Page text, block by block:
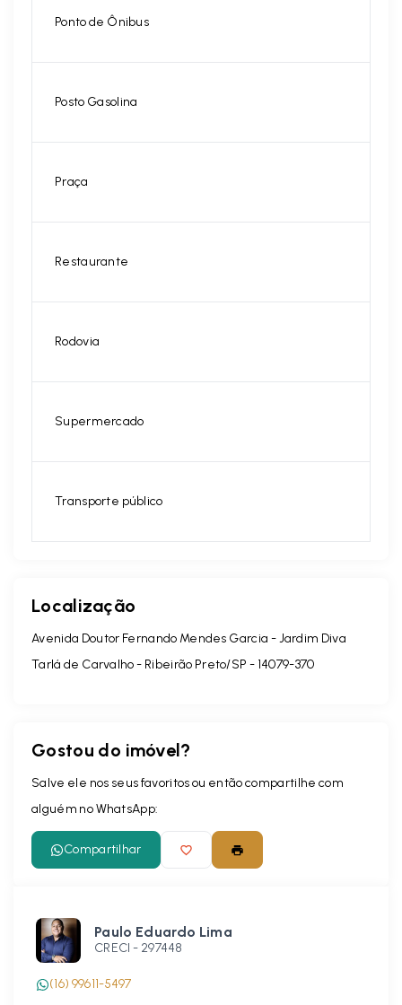
Ponto de Ônibus
Posto Gasolina
Praça
Restaurante
Rodovia
Supermercado
Transporte público
Localização
Avenida Doutor Fernando Mendes Garcia - Jardim Diva
Tarlá de Carvalho - Ribeirão Preto/SP - 14079-370
Gostou do imóvel?
Salve ele nos seus favoritos ou então compartilhe com
alguém no WhatsApp:
Compartilhar
Paulo Eduardo Lima
CRECI - 297448
(16) 99611-5497